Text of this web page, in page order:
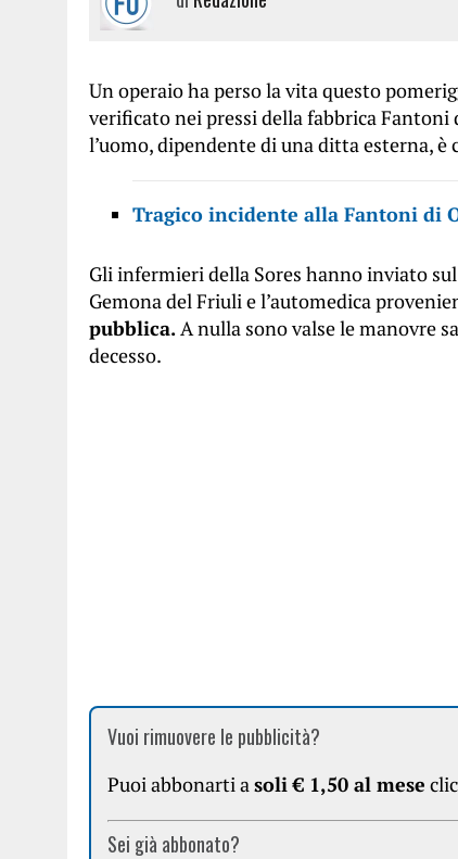
Un operaio ha perso la vita questo
verificato nei pressi della fabbrica Fantoni
l’uomo, dipendente di una ditta esterna, è
Tragico incidente alla Fantoni di
Gli infermieri della Sores hanno inviato
Gemona del Friuli e l’automedica
pubblica.A nulla sono valse le manovre
decesso.
Vuoi rimuovere le pubblicità?
Puoi abbonarti asoli € 1,50 al mese
Sei già abbonato?